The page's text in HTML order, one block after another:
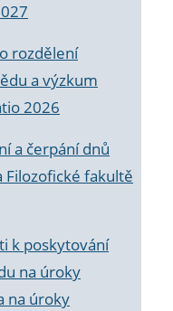
rozdělení
a výzkum
2026
a čerpání dnů
Filozofické fakultě
k poskytování
na úroky
na úroky